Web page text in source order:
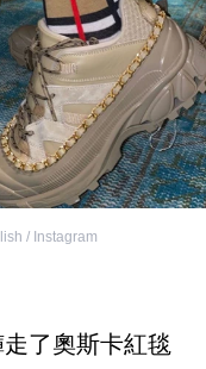
/ Instagram
了奧斯卡紅毯